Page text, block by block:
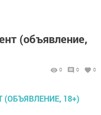
(объявление,
0 0 0